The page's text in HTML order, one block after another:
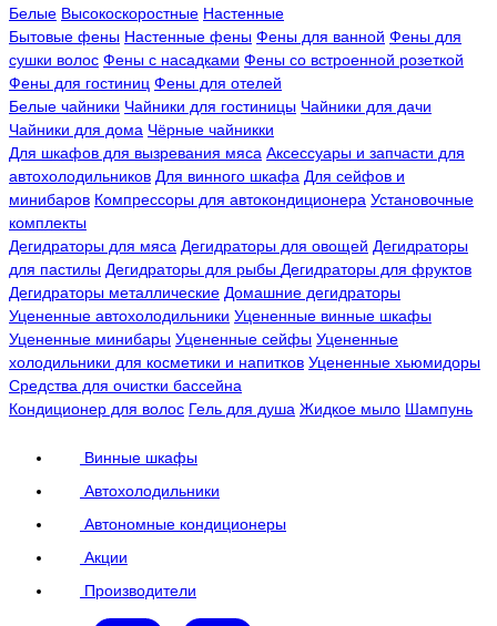
Белые Высокоскоростные Настенные
Бытовые фены Настенные фены Фены для ванной Фены для
сушки волос Фены с насадками Фены со встроенной розеткой
Фены для гостиниц Фены для отелей
Белые чайники Чайники для гостиницы Чайники для дачи
Чайники для дома Чёрные чайникки
Для шкафов для вызревания мяса Аксессуары и запчасти для
автохолодильников Для винного шкафа Для сейфов и
минибаров Компрессоры для автокондиционера Установочные
комплекты
Дегидраторы для мяса Дегидраторы для овощей Дегидраторы
для пастилы Дегидраторы для рыбы Дегидраторы для фруктов
Дегидраторы металлические Домашние дегидраторы
Уцененные автохолодильники Уцененные винные шкафы
Уцененные минибары Уцененные сейфы Уцененные
холодильники для косметики и напитков Уцененные хьюмидоры
Средства для очистки бассейна
Кондиционер для волос Гель для душа Жидкое мыло Шампунь
Винные шкафы
Автохолодильники
Автономные кондиционеры
Акции
Производители